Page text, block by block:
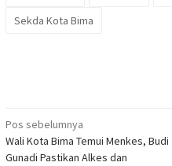
Sekda Kota Bima
Navigasi
pos
Pos sebelumnya
Wali Kota Bima Temui Menkes, Budi
Gunadi Pastikan Alkes dan